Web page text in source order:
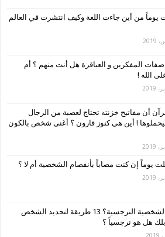
من أين جاءت اللغة وكيف انتشرت في العالم
المفكرين و العباقرة هل أنت منهم ؟ أم
الله !
أن مفاتيح خزنته تحتاج لعصبة من الرجال
ليحملوها ! أين هي كنوز قارون ؟ أغنى شخص بالكون
يوماً إن كنت مصاباً بأنفصام الشخصية أم لا ؟
من هي الشخصية النرجسية؟ 13 طريقة لتحديد الشخص
هل هو نرجسياً ؟